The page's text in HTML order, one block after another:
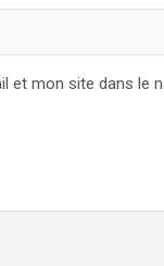
et mon site dans le